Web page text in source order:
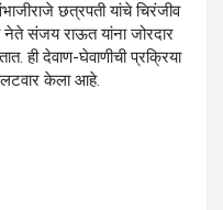
छत्रपती यांचे चिरंजीव
नेते संजय राऊत यांना जोरदार
ही देवाण-घेवाणीची प्रक्रिया
केला आहे.